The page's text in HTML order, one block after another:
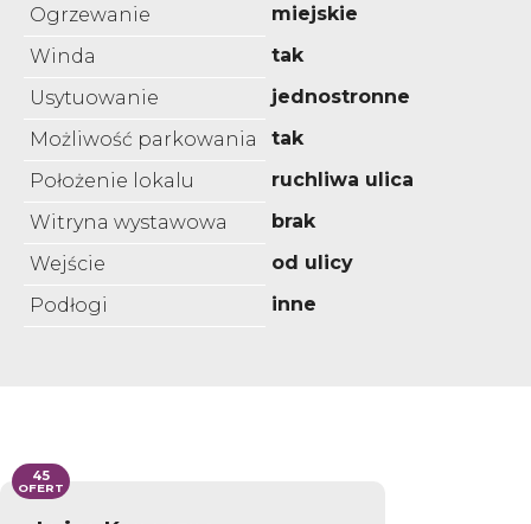
Ogrzewanie
miejskie
Winda
tak
Usytuowanie
jednostronne
Możliwość parkowania
tak
Położenie lokalu
ruchliwa ulica
Witryna wystawowa
brak
Wejście
od ulicy
Podłogi
inne
45
OFERT